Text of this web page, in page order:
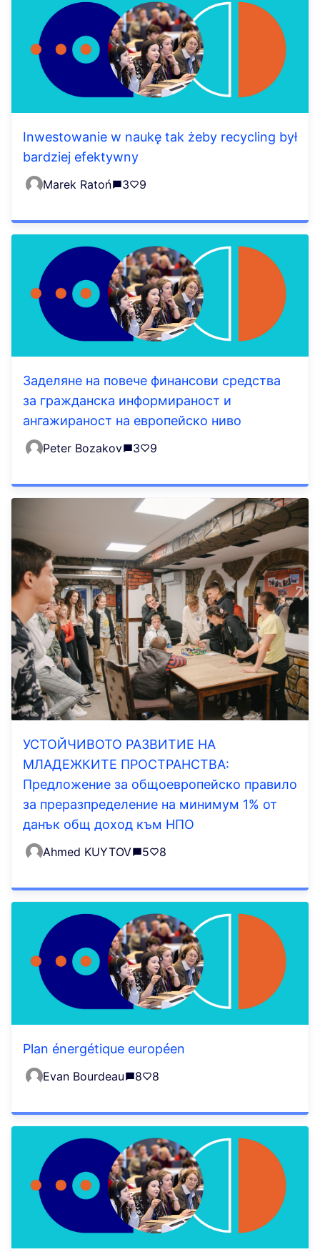
Inwestowanie w naukę tak żeby recycling był
bardziej efektywny
Marek Ratoń 3 9
Заделяне на повече финансови средства
за гражданска информираност и
ангажираност на европейско ниво
Peter Bozakov 3 9
УСТОЙЧИВОТО РАЗВИТИЕ НА
МЛАДЕЖКИТЕ ПРОСТРАНСТВА:
Предложение за общоевропейско правило
за преразпределение на минимум 1% от
данък общ доход към НПО
Ahmed KUYTOV 5 8
Plan énergétique européen
Evan Bourdeau 8 8